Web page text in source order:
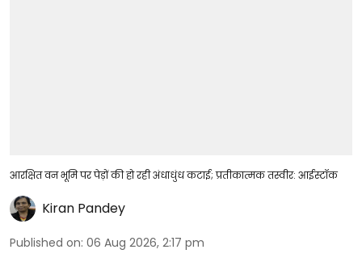
आरक्षित वन भूमि पर पेड़ों की हो रही अंधाधुंध कटाई; प्रतीकात्मक तस्वीर: आईस्टॉक
Kiran Pandey
Published on: 06 Aug 2026, 2:17 pm